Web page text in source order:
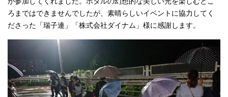
ろまではできませんでしたが、素晴らしいイベントに協力してく
ださった「瑞子連」「株式会社ダイナム」様に感謝します。